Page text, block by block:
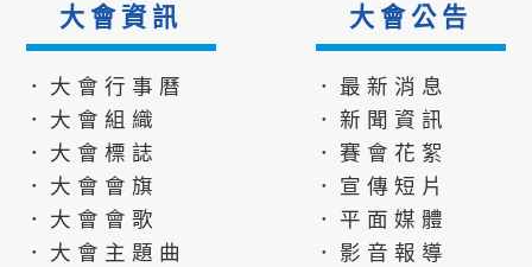
大會資訊
．大會行事曆
．大會組織
．大會標誌
．大會會旗
．大會會歌
．大會主題曲
大會公告
．最新消息
．新聞資訊
．賽會花絮
．宣傳短片
．平面媒體
．影音報導